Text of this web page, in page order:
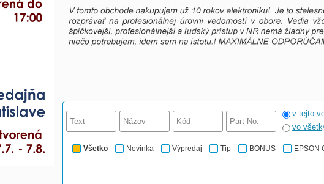
v tejto
vo
Všetko Novinka Výpredaj Tip BONUS EPSON